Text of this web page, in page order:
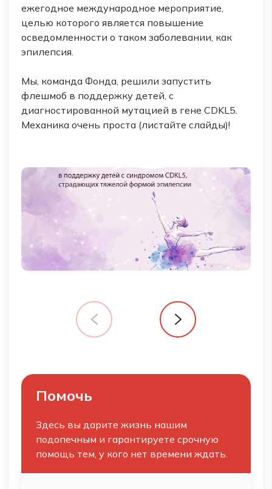
ежегодное международное мероприятие,
целью которого является повышение
осведомленности о таком заболевании, как
эпилепсия.
Мы, команда Фонда, решили запустить
флешмоб в поддержку детей, с
диагностированной мутацией в гене CDKL5.
Механика очень проста (листайте слайды)!
Помочь
Здесь вы дарите жизнь нашим
подопечным и гарантируете срочную
помощь тем, у кого нет времени ждать.